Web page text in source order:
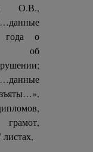
О.В.,
года о
об